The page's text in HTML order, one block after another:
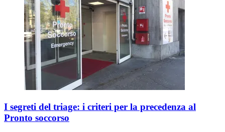
I segreti del triage: i criteri per la precedenza al
Pronto soccorso